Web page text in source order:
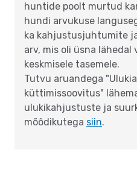
huntide poolt murtud
hundi arvukuse
ka kahjustusjuhtumite
arv, mis oli üsna lähedal
keskmisele tasemele.
Tutvu aruandega
küttimissoovitus"
ulukikahjustuste ja
mõõdikutega siin.